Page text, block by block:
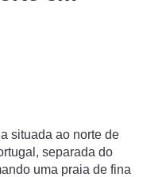
situada ao norte de
separada do
uma praia de fina